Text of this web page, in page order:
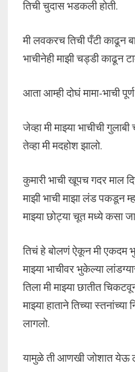
तिची चुदास भडकली होती.
मी लवकरच तिची पँटी काढून
भाचीनेही माझी चड्डी काढून
आता आम्ही दोघं मामा-भाची
जेव्हा मी माझ्या भाचीची
तेव्हा मी मदहोश झालो.
कुमारी भाची खूपच गदर माल
माझी भाची माझा लंड पकडून
माझ्या छोट्या चूत मध्ये कसा
तिचं हे बोलणं ऐकून मी एकदम
माझ्या भाचीवर भुकेल्या
तिला मी माझ्या छातीत
माझ्या हाताने तिच्या
लागलो.
यामुळे ती आणखी जोशात येऊ